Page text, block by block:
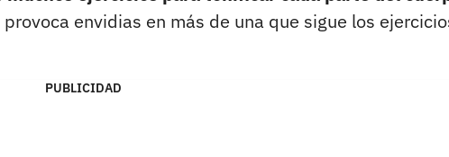
envidias en más de una que sigue los
PUBLICIDAD